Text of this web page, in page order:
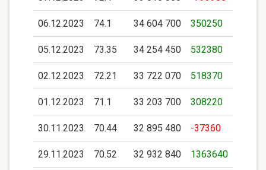
06.12.2023 74.1 34 604 700 350250
05.12.2023 73.35 34 254 450 532380
02.12.2023 72.21 33 722 070 518370
01.12.2023 71.1 33 203 700 308220
30.11.2023 70.44 32 895 480 -37360
29.11.2023 70.52 32 932 840 1363640